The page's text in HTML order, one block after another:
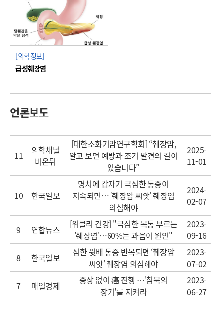
[의학정보]
급성췌장염
언론보도
11
의학채널
비온뒤
[대한소화기암연구학회] “췌장암,
알고 보면 예방과 조기 발견의 길이
있습니다”
2025-
11-01
10 한국일보
명치에 갑자기 극심한 통증이
지속되면… ‘췌장암 씨앗’ 췌장염
의심해야
2024-
02-07
9 연합뉴스
[위클리 건강] "극심한 복통 부르는
'췌장염'…60%는 과음이 원인"
2023-
09-16
8
한국일보
심한 윗배 통증 반복되면 ‘췌장암
씨앗’ 췌장염 의심해야
2023-
07-02
7
매일경제
증상 없이 癌 진행 …'침묵의
장기'를 지켜라
2023-
06-27